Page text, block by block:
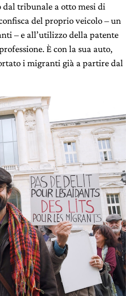
dal tribunale a otto mesi di
del proprio veicolo – un
– e all’utilizzo della patente
È con la sua auto,
i migranti già a partire dal